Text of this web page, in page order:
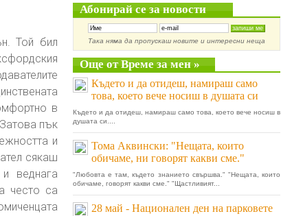
Той бил
в
пък
и
сякаш
веднага
често са
Абонирай се за новости
Така няма да пропускаш новите и интересни неща
Още от Време за мен »
Където и да отидеш, намираш само
това, което вече носиш в душата си
Където и да отидеш, намираш само това, което вече носиш в
душата си....
Тома Аквински: "Нещата, които
обичаме, ни говорят какви сме."
"Любовта е там, където знанието свършва." "Нещата, които
обичаме, говорят какви сме." "Щастливият...
28 май - Национален ден на парковете